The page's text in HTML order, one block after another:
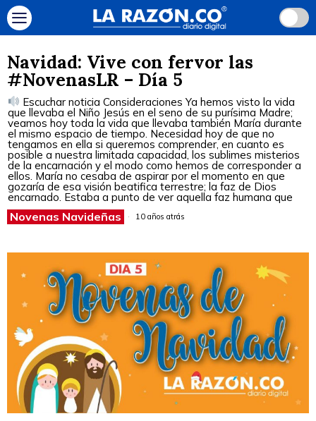
Navidad: Vive con fervor las
#NovenasLR – Día 5
Escuchar noticia Consideraciones Ya hemos visto la vida
que llevaba el Niño Jesús en el seno de su purísima Madre;
veamos hoy toda la vida que llevaba también María durante
el mismo espacio de tiempo. Necesidad hoy de que no
tengamos en ella si queremos comprender, en cuanto es
posible a nuestra limitada capacidad, los sublimes misterios
de la encarnación y el modo como hemos de corresponder a
ellos. María no cesaba de aspirar por el momento en que
gozaría de esa visión beatifica terrestre; la faz de Dios
encarnado. Estaba a punto de ver aquella faz humana que
Novenas Navideñas 10 años atrás